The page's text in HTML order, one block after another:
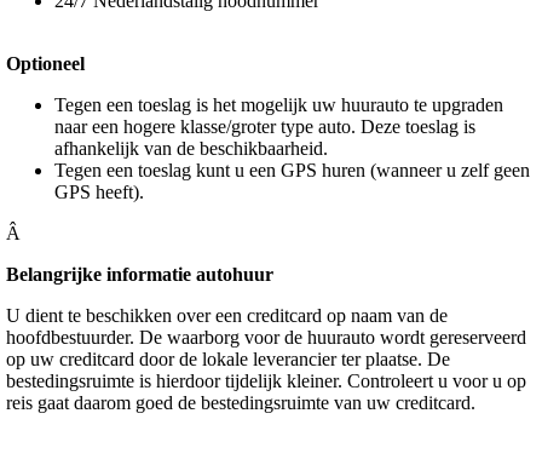
Optioneel
Tegen een toeslag is het mogelijk uw huurauto te upgraden
naar een hogere klasse/groter type auto. Deze toeslag is
afhankelijk van de beschikbaarheid.
Tegen een toeslag kunt u een GPS huren (wanneer u zelf geen
GPS heeft).
Â
Belangrijke informatie autohuur
U dient te beschikken over een creditcard op naam van de
hoofdbestuurder. De waarborg voor de huurauto wordt gereserveerd
op uw creditcard door de lokale leverancier ter plaatse. De
bestedingsruimte is hierdoor tijdelijk kleiner. Controleert u voor u op
reis gaat daarom goed de bestedingsruimte van uw creditcard.